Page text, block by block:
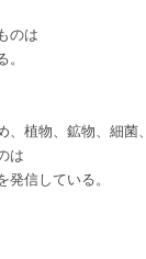
のは
、植物、鉱物、細菌、
は
発信している。